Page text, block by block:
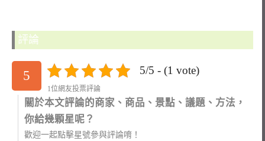
評論
5 5/5 - (1 vote)
1位網友投票評論
關於本文評論的商家、商品、景點、議題、方法，
你給幾顆星呢？
歡迎一起點擊星號參與評論唷！